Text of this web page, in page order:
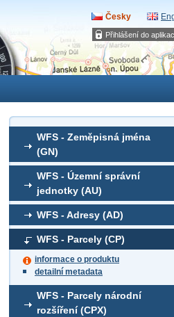
Přihlášení do
Česky
WFS - Zeměpisná jména
(GN)
WFS - Územní správní
jednotky (AU)
WFS - Adresy (AD)
WFS - Parcely (CP)
informace o produktu
detailní metadata
WFS - Parcely národní
rozšíření (CPX)